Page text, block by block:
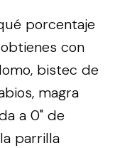
porcentaje
con
bistec de
magra
a 0" de
parrilla